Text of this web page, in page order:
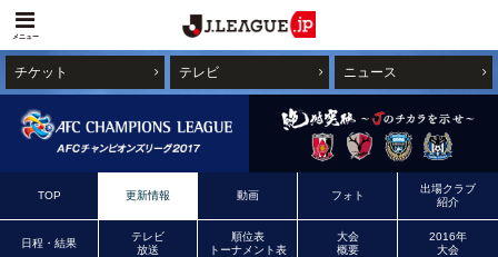
メニュー
チケット テレビ ニュース
TOP 更新情報 動画 フォト
出場クラブ
紹介
日程・結果
テレビ
放送
順位表
トーナメント表
大会
概要
2016年
大会